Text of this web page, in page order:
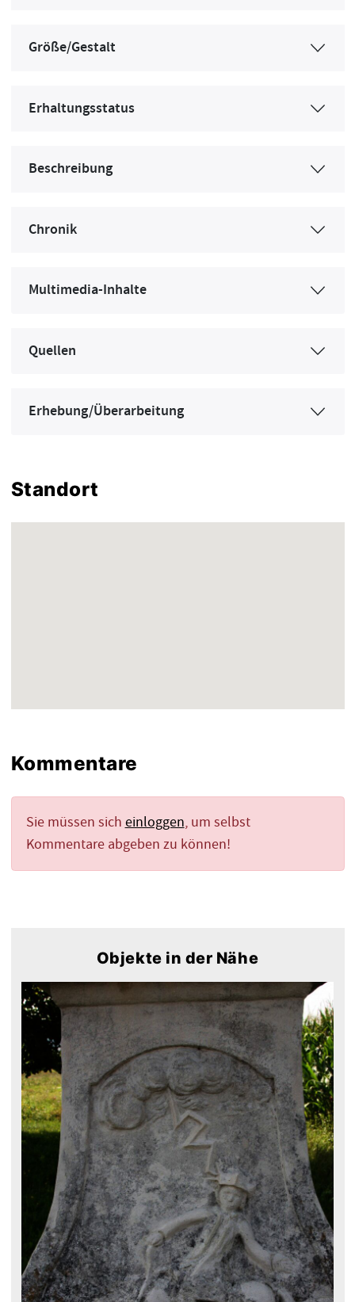
Größe/Gestalt
Erhaltungsstatus
Beschreibung
Chronik
Multimedia-Inhalte
Quellen
Erhebung/Überarbeitung
Standort
Kommentare
Sie müssen sich einloggen, um selbst
Kommentare abgeben zu können!
Objekte in der Nähe